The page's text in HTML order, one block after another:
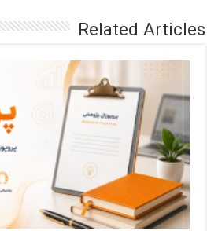
Related Articles